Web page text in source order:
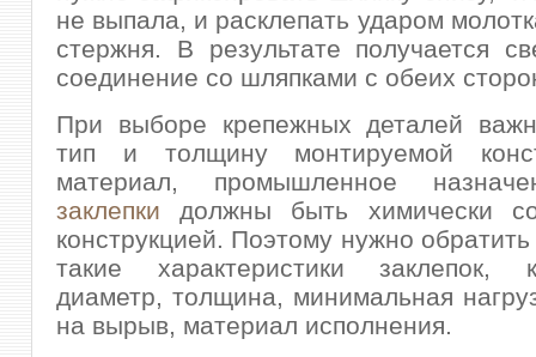
не выпала, и расклепать ударом
стержня. В результате получается
соединение со шляпками с обеих
При выборе крепежных деталей
тип и толщину монтируемой
материал, промышленное
заклепки должны быть химически
конструкцией. Поэтому нужно
такие характеристики заклепок,
диаметр, толщина, минимальная
на вырыв, материал исполнения.